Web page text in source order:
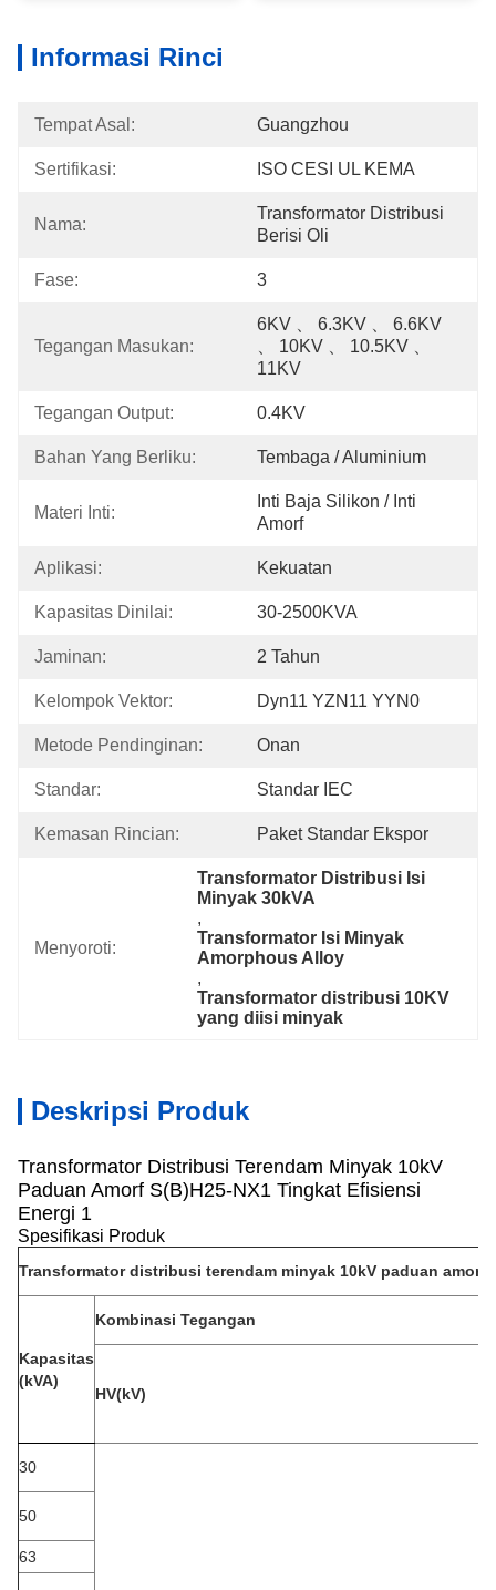
Informasi Rinci
Tempat Asal: Guangzhou
Sertifikasi: ISO CESI UL KEMA
Nama:
Transformator Distribusi
Berisi Oli
Fase: 3
Tegangan Masukan:
6KV 、 6.3KV 、 6.6KV
、 10KV 、 10.5KV 、
11KV
Tegangan Output: 0.4KV
Bahan Yang Berliku: Tembaga / Aluminium
Materi Inti:
Inti Baja Silikon / Inti
Amorf
Aplikasi: Kekuatan
Kapasitas Dinilai: 30-2500KVA
Jaminan: 2 Tahun
Kelompok Vektor: Dyn11 YZN11 YYN0
Metode Pendinginan: Onan
Standar: Standar IEC
Kemasan Rincian: Paket Standar Ekspor
Menyoroti:
Transformator Distribusi Isi
Minyak 30kVA
,
Transformator Isi Minyak
Amorphous Alloy
,
Transformator distribusi 10KV
yang diisi minyak
Deskripsi Produk
Transformator Distribusi Terendam Minyak 10kV
Paduan Amorf S(B)H25-NX1 Tingkat Efisiensi
Energi 1
Spesifikasi Produk
Transformator distribusi terendam minyak 10kV paduan amorf
Kapasitas
(kVA)
Kombinasi Tegangan
HV(kV)
30
50
63